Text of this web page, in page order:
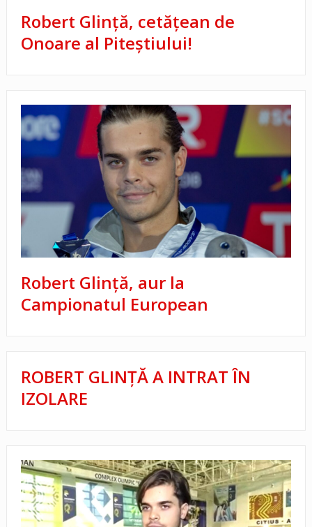
Robert Glință, cetățean de
Onoare al Piteștiului!
Robert Glință, aur la
Campionatul European
ROBERT GLINȚĂ A INTRAT ÎN
IZOLARE